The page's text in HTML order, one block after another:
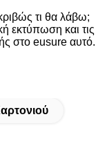
τι θα λάβω;
εκτύπωση και τις
στο eusure αυτό.